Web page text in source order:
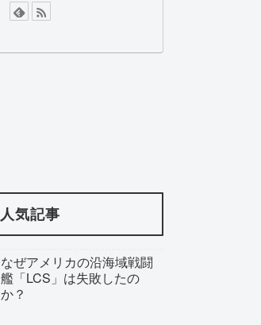
人気記事
なぜアメリカの沿海域戦闘
艦「LCS」は失敗したの
か？